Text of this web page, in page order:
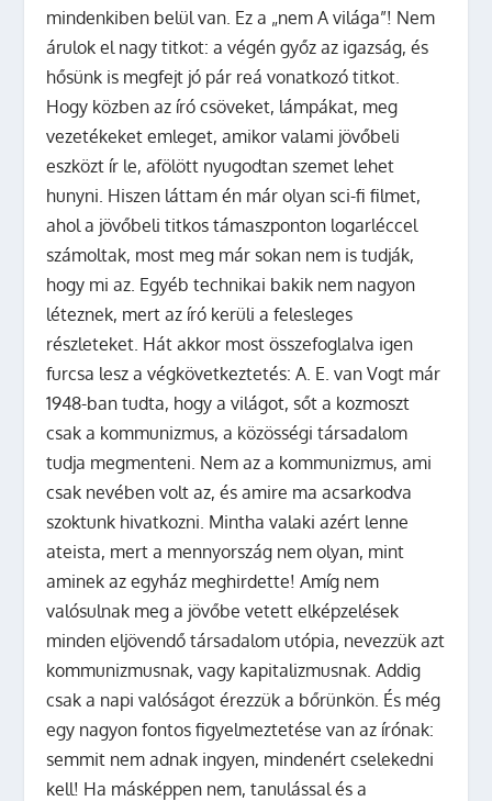
mindenkiben belül van. Ez a „nem A világa”! Nem
árulok el nagy titkot: a végén győz az igazság, és
hősünk is megfejt jó pár reá vonatkozó titkot.
Hogy közben az író csöveket, lámpákat, meg
vezetékeket emleget, amikor valami jövőbeli
eszközt ír le, afölött nyugodtan szemet lehet
hunyni. Hiszen láttam én már olyan sci-fi filmet,
ahol a jövőbeli titkos támaszponton logarléccel
számoltak, most meg már sokan nem is tudják,
hogy mi az. Egyéb technikai bakik nem nagyon
léteznek, mert az író kerüli a felesleges
részleteket. Hát akkor most összefoglalva igen
furcsa lesz a végkövetkeztetés: A. E. van Vogt már
1948-ban tudta, hogy a világot, sőt a kozmoszt
csak a kommunizmus, a közösségi társadalom
tudja megmenteni. Nem az a kommunizmus, ami
csak nevében volt az, és amire ma acsarkodva
szoktunk hivatkozni. Mintha valaki azért lenne
ateista, mert a mennyország nem olyan, mint
aminek az egyház meghirdette! Amíg nem
valósulnak meg a jövőbe vetett elképzelések
minden eljövendő társadalom utópia, nevezzük azt
kommunizmusnak, vagy kapitalizmusnak. Addig
csak a napi valóságot érezzük a bőrünkön. És még
egy nagyon fontos figyelmeztetése van az írónak:
semmit nem adnak ingyen, mindenért cselekedni
kell! Ha másképpen nem, tanulással és a